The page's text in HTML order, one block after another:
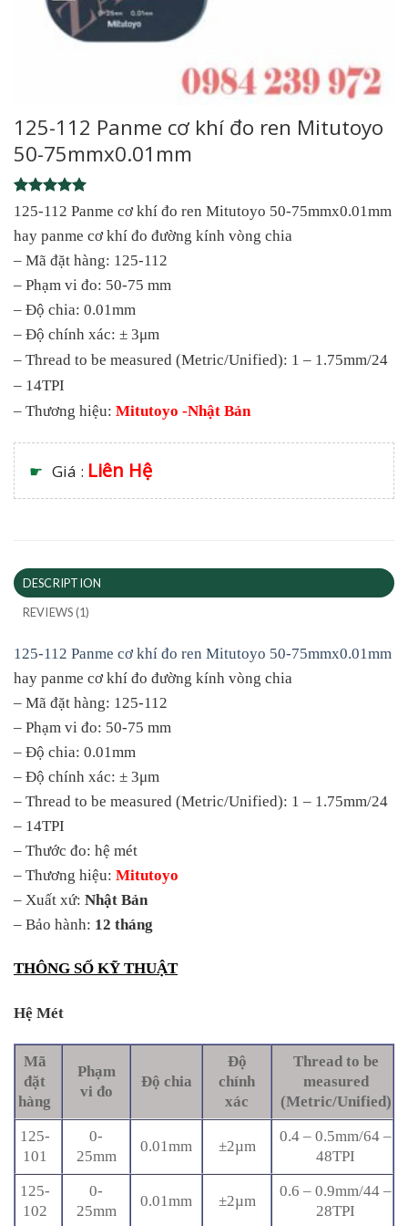
125-112 Panme cơ khí đo ren Mitutoyo
50-75mmx0.01mm
Rated5
out of 5
based on
1
rating
125-112 Panme cơ khí đo ren Mitutoyo 50-75mmx0.01mm
hay panme cơ khí đo đường kính vòng chia
– Mã đặt hàng: 125-112
– Phạm vi đo: 50-75 mm
– Độ chia: 0.01mm
– Độ chính xác: ± 3μm
– Thread to be measured (Metric/Unified): 1 – 1.75mm/24
– 14TPI
– Thương hiệu: Mitutoyo -Nhật Bản
☛ Giá : Liên Hệ
DESCRIPTION
REVIEWS (1)
125-112 Panme cơ khí đo ren Mitutoyo 50-75mmx0.01mm
hay panme cơ khí đo đường kính vòng chia
– Mã đặt hàng: 125-112
– Phạm vi đo: 50-75 mm
– Độ chia: 0.01mm
– Độ chính xác: ± 3μm
– Thread to be measured (Metric/Unified): 1 – 1.75mm/24
– 14TPI
– Thước đo: hệ mét
– Thương hiệu: Mitutoyo
– Xuất xứ: Nhật Bản
– Bảo hành: 12 tháng
THÔNG SỐ KỸ THUẬT
Hệ Mét
Mã
đặt
hàng
Phạm
vi đo
Độ chia
Độ
chính
xác
Thread to be
measured
(Metric/Unified)
125-
101
0-
25mm
0.01mm ±2µm
0.4 – 0.5mm/64 –
48TPI
125-
102
0-
25mm
0.01mm ±2µm
0.6 – 0.9mm/44 –
28TPI